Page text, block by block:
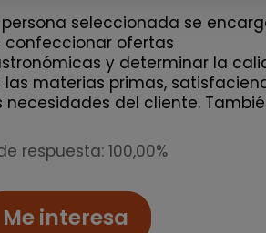
persona seleccionada se
confeccionar ofertas
y determinar la
las materias primas,
necesidades del cliente.
respuesta: 100,00%
Me interesa